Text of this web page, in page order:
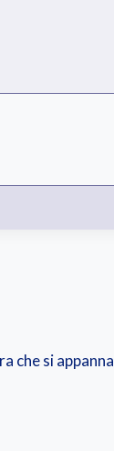
che si appanna